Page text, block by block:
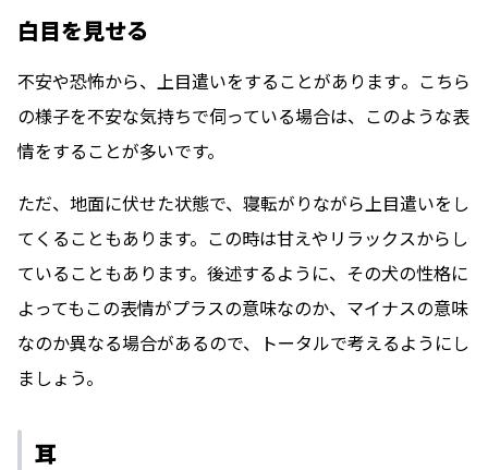
白目を見せる
不安や恐怖から、上目遣いをすることがあります。こちら
の様子を不安な気持ちで伺っている場合は、このような表
情をすることが多いです。
ただ、地面に伏せた状態で、寝転がりながら上目遣いをし
てくることもあります。この時は甘えやリラックスからし
ていることもあります。後述するように、その犬の性格に
よってもこの表情がプラスの意味なのか、マイナスの意味
なのか異なる場合があるので、トータルで考えるようにし
ましょう。
耳